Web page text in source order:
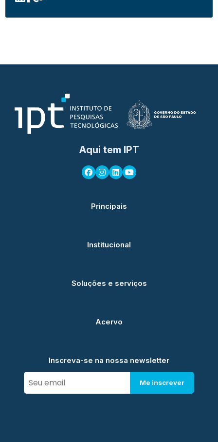
Aqui tem IPT
Principais
Institucional
Soluções e serviços
Acervo
Inscreva-se na nossa newsletter
Me inscrever